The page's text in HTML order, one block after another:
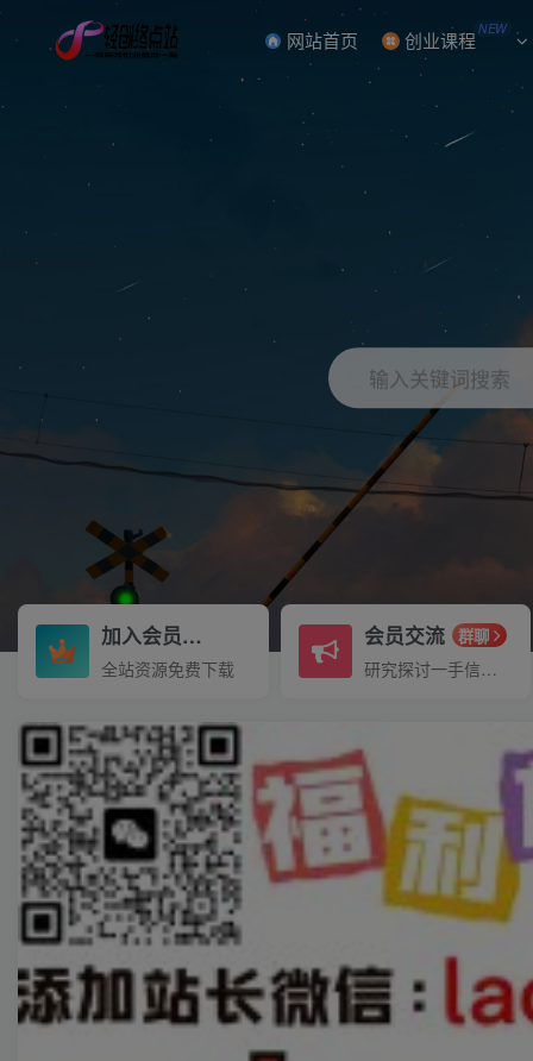
网站首页 创业课程 NEW
输入关键词搜索
加入会员3.3折
全站资源免费下载
会员交流 群聊
研究探讨一手信息差